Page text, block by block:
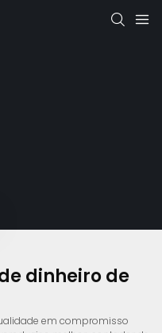
dinheiro de
em compromisso